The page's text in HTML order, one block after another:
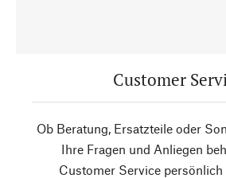
Customer
Ob Beratung, Ersatzteile oder
Ihre Fragen und Anliegen
Customer Service